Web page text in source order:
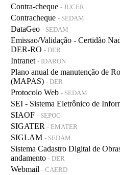
Contra-cheque - JUCER
Contracheque - SEDAM
DataGeo - SEDAM
Emissao/Validação - Certidão
DER-RO - DER
Intranet - IDARON
Plano anual de manutenção de
(MAPAS) - DER
Protocolo Web - SEDAM
SEI - Sistema Eletrônico de
SIAOF - SEPOG
SIGATER - EMATER
SIGLAM - SEDAM
Sistema Cadastro Digital de
andamento - DER
Webmail - CAERD